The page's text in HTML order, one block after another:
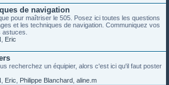
de navigation
pour maîtriser le 505. Posez ici toutes les questions
et les techniques de navigation. Communiquez vos
Eric
recherchez un équipier, alors c'est ici qu'il faut poster
Eric Philippe Blanchard aline.m